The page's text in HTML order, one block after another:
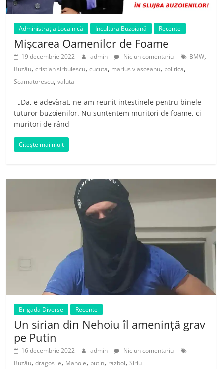
Administrația Localnică Incultura Buzoiană Recente
Mișcarea Oamenilor de Foame
19 decembrie 2022 admin Niciun comentariu BMW,
Buzău,cristian sirbulescu,cucuta, marius vlasceanu, politica,
Scamatorescu,valuta
„Da, e adevărat, ne-am reunit intestinele pentru binele
tuturor buzoienilor. Nu suntentem muritori de foame, ci
muritori de rând
Citește mai mult
Brigada Diverse Recente
Un sirian din Nehoiu îl amenință grav
pe Putin
16 decembrie 2022 admin
Niciun comentariu
Buzău,dragosTe, Manole, putin, razboi,Siriu